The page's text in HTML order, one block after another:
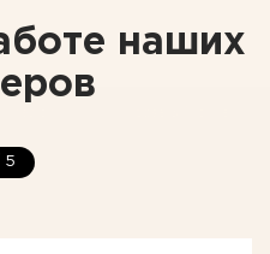
наших
5